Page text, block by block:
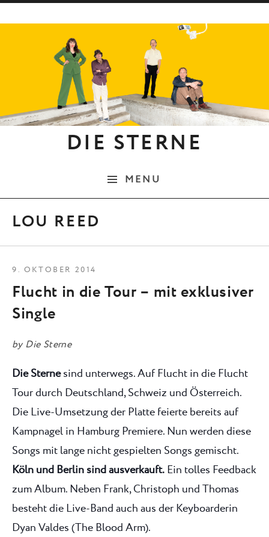
DIE STERNE
MENU
LOU REED
Flucht in die Tour – mit exklusiver
Single
by Die Sterne
9. OKTOBER 2014
Die Sternesind unterwegs. Auf Flucht in die Flucht
Tour durch Deutschland, Schweiz und Österreich.
Die Live-Umsetzung der Platte feierte bereits auf
Kampnagel in Hamburg Premiere. Nun werden diese
Songs mit lange nicht gespielten Songs gemischt.
Köln und Berlin sind ausverkauft.Ein tolles Feedback
zum Album. Neben Frank, Christoph und Thomas
besteht die Live-Band auch aus der Keyboarderin
Dyan Valdes (The Blood Arm).